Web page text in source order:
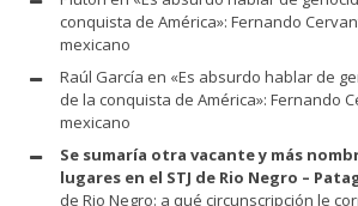
conquista de América»: Fernando
mexicano
Raúl García en «Es absurdo hablar de
de la conquista de América»: Fernando
mexicano
Se sumaría otra vacante y más
lugares en el STJ de Rio Negro –
de Rio Negro: a qué circunscripción le